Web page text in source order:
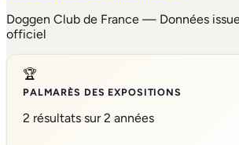
Doggen Club de France — Données
officiel
🏆
PALMARÈS DES EXPOSITIONS
2 résultats sur 2 années